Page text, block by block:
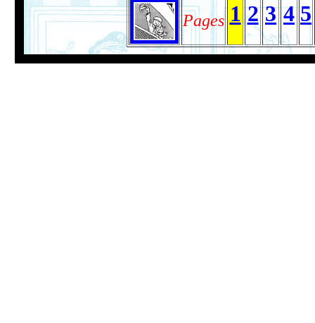
Pages 1 2 3 4 5